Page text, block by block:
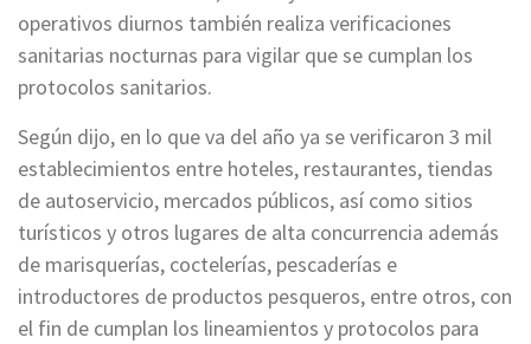
operativos diurnos también realiza verificaciones
sanitarias nocturnas para vigilar que se cumplan los
protocolos sanitarios.
Según dijo, en lo que va del año ya se verificaron 3 mil
establecimientos entre hoteles, restaurantes, tiendas
de autoservicio, mercados públicos, así como sitios
turísticos y otros lugares de alta concurrencia además
de marisquerías, coctelerías, pescaderías e
introductores de productos pesqueros, entre otros, con
el fin de cumplan los lineamientos y protocolos para